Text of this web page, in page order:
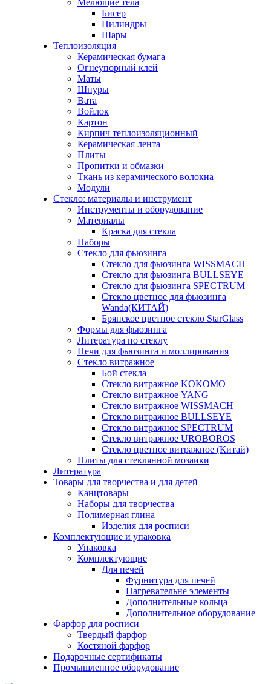
Мелющие тела
Бисер
Цилиндры
Шары
Теплоизоляция
Керамическая бумага
Огнеупорный клей
Маты
Шнуры
Вата
Войлок
Картон
Кирпич теплоизоляционный
Керамическая лента
Плиты
Пропитки и обмазки
Ткань из керамического волокна
Модули
Стекло: материалы и инструмент
Инструменты и оборудование
Материалы
Краска для стекла
Наборы
Стекло для фьюзинга
Стекло для фьюзинга WISSMACH
Стекло для фьюзинга BULLSEYE
Стекло для фьюзинга SPECTRUM
Стекло цветное для фьюзинга
Wanda(КИТАЙ)
Брянское цветное стекло StarGlass
Формы для фьюзинга
Литература по стеклу
Печи для фьюзинга и моллирования
Стекло витражное
Бой стекла
Стекло витражное KOKOMO
Стекло витражное YANG
Стекло витражное WISSMACH
Стекло витражное BULLSEYE
Стекло витражное SPECTRUM
Стекло витражное UROBOROS
Стекло цветное витражное (Китай)
Плиты для стеклянной мозаики
Литература
Товары для творчества и для детей
Канцтовары
Наборы для творчества
Полимерная глина
Изделия для росписи
Комплектующие и упаковка
Упаковка
Комплектующие
Для печей
Фурнитура для печей
Нагревательне элементы
Дополнительные кольца
Дополнительное оборудование
Фарфор для росписи
Твердый фарфор
Костяной фарфор
Подарочные сертификаты
Промышленное оборудование